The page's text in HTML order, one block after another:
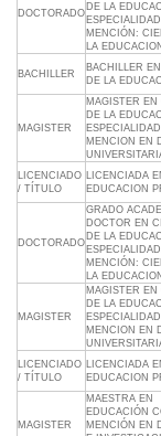
DOCTORADO
DE LA
MENCIÓN:
LA EDUCACION
BACHILLER
BACHILLER
DE LA
MAGISTER
MAGISTER
DE LA
MENCION EN
LICENCIADO
/ TÍTULO
LICENCIADA
EDUCACION
DOCTORADO
GRADO
DOCTOR EN
DE LA
MENCIÓN:
LA EDUCACION
MAGISTER
MAGISTER
DE LA
MENCION EN
LICENCIADO
/ TÍTULO
LICENCIADA
EDUCACION
MAGISTER
MAESTRA EN
EDUCACIÓN
MENCIÓN EN